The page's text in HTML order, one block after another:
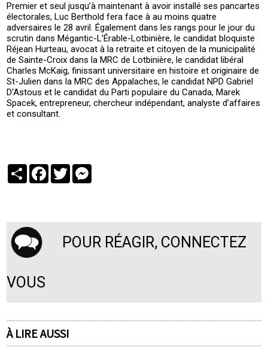
Premier et seul jusqu’à maintenant à avoir installé ses pancartes
électorales, Luc Berthold fera face à au moins quatre
adversaires le 28 avril. Également dans les rangs pour le jour du
scrutin dans Mégantic-L’Érable-Lotbinière, le candidat bloquiste
Réjean Hurteau, avocat à la retraite et citoyen de la municipalité
de Sainte-Croix dans la MRC de Lotbinière, le candidat libéral
Charles McKaig, finissant universitaire en histoire et originaire de
St-Julien dans la MRC des Appalaches, le candidat NPD Gabriel
D’Astous et le candidat du Parti populaire du Canada, Marek
Spacek, entrepreneur, chercheur indépendant, analyste d’affaires
et consultant.
PartagerFacebook
Twitter
POUR RÉAGIR, CONNECTEZ
VOUS
À LIRE AUSSI